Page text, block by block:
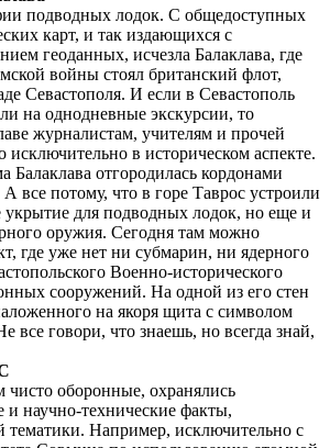
подводных лодок. С общедоступных
карт, и так издающихся с
геоданных, исчезла Балаклава, где
войны стоял британский флот,
Севастополя. И если в Севастополь
на однодневные экскурсии, то
журналистам, учителям и прочей
в историческом аспекте.
Балаклава отгородилась кордонами
все потому, что в горе Таврос устроили
укрытие для подводных лодок, но еще и
оружия. Сегодня там можно
где уже нет ни субмарин, ни ядерного
Военно-исторического
сооружений. На одной из его стен
на якоря щита с символом
все говори, что знаешь, но всегда знай,
чисто оборонные, охранялись
научно-технические факты,
тематики. Например, исключительно с